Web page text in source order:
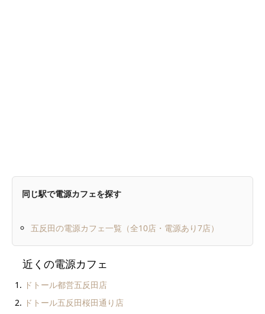
同じ駅で電源カフェを探す
五反田の電源カフェ一覧（全10店・電源あり7店）
近くの電源カフェ
ドトール都営五反田店
ドトール五反田桜田通り店